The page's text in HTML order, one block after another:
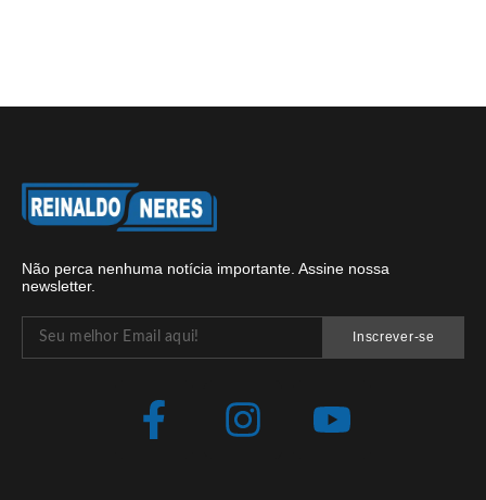
Não perca nenhuma notícia importante. Assine nossa
newsletter.
Inscrever-se